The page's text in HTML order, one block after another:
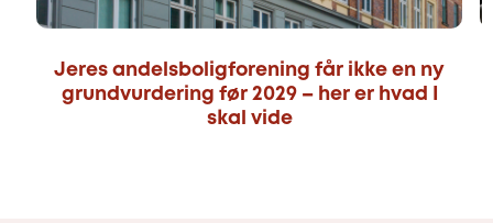
Jeres andelsboligforening får ikke en ny
grundvurdering før 2029 – her er hvad I
skal vide